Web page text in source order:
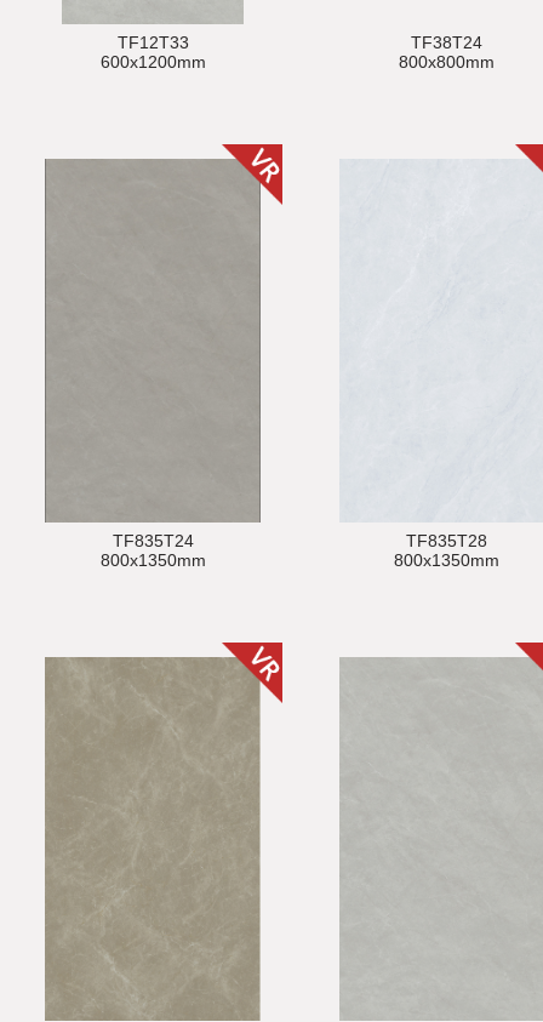
TF12T33
600x1200mm
TF38T24
800x800mm
TF835T24
800x1350mm
TF835T28
800x1350mm